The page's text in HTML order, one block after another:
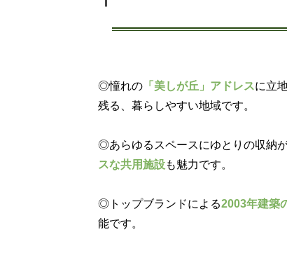
◎憧れの 「美しが丘」アドレスに立
残る、暮らしやすい地域です。
◎あらゆるスペースにゆとりの収納
スな共用施設も魅力です。
◎トップブランドによる2003年建築
能です。